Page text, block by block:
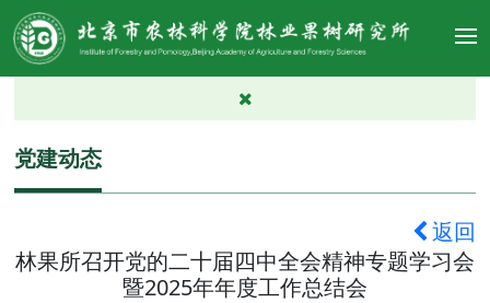
党建动态
返回
林果所召开党的二十届四中全会精神专题学习会
暨2025年年度工作总结会